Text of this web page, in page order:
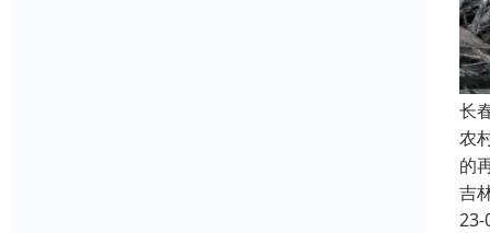
长
农
的
吉
23-